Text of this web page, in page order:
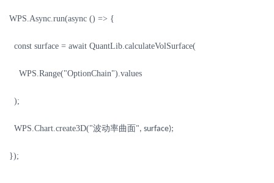
WPS.Async.run(async () => {
const surface = await QuantLib.calculateVolSurface(
WPS.Range("OptionChain").values
);
WPS.Chart.create3D("波动率曲面", surface);
});